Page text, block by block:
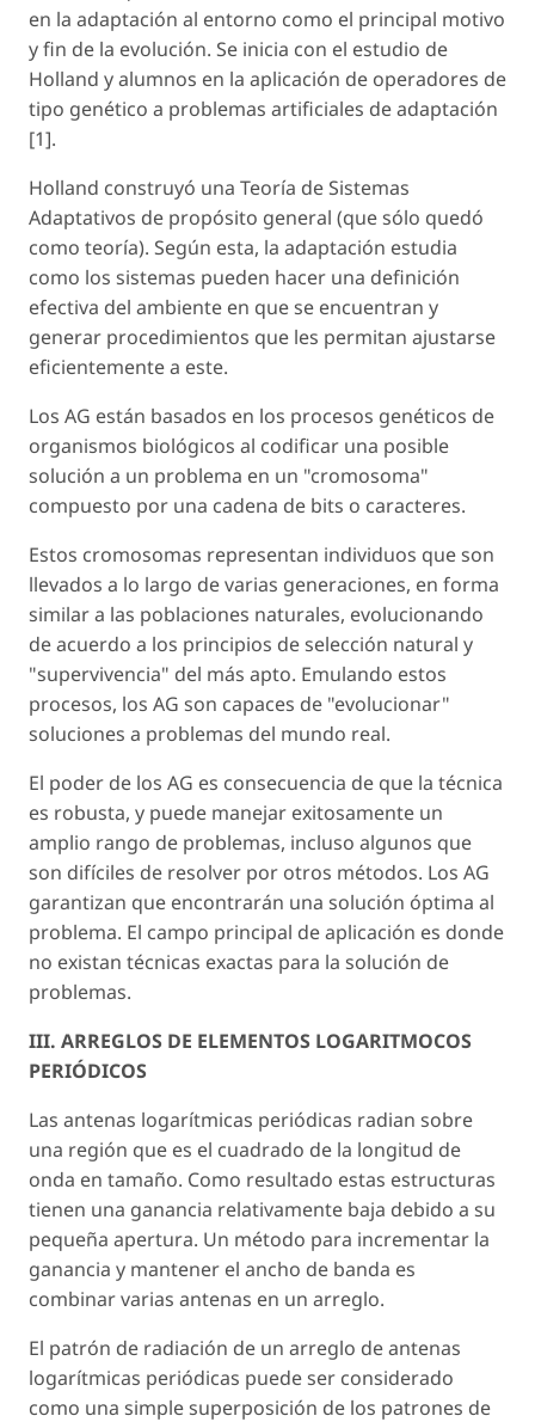
en la adaptación al entorno como el principal motivo
y fin de la evolución. Se inicia con el estudio de
Holland y alumnos en la aplicación de operadores de
tipo genético a problemas artificiales de adaptación
[1].
Holland construyó una Teoría de Sistemas
Adaptativos de propósito general (que sólo quedó
como teoría). Según esta, la adaptación estudia
como los sistemas pueden hacer una definición
efectiva del ambiente en que se encuentran y
generar procedimientos que les permitan ajustarse
eficientemente a este.
Los AG están basados en los procesos genéticos de
organismos biológicos al codificar una posible
solución a un problema en un "cromosoma"
compuesto por una cadena de bits o caracteres.
Estos cromosomas representan individuos que son
llevados a lo largo de varias generaciones, en forma
similar a las poblaciones naturales, evolucionando
de acuerdo a los principios de selección natural y
"supervivencia" del más apto. Emulando estos
procesos, los AG son capaces de "evolucionar"
soluciones a problemas del mundo real.
El poder de los AG es consecuencia de que la técnica
es robusta, y puede manejar exitosamente un
amplio rango de problemas, incluso algunos que
son difíciles de resolver por otros métodos. Los AG
garantizan que encontrarán una solución óptima al
problema. El campo principal de aplicación es donde
no existan técnicas exactas para la solución de
problemas.
III. ARREGLOS DE ELEMENTOS LOGARITMOCOS
PERIÓDICOS
Las antenas logarítmicas periódicas radian sobre
una región que es el cuadrado de la longitud de
onda en tamaño. Como resultado estas estructuras
tienen una ganancia relativamente baja debido a su
pequeña apertura. Un método para incrementar la
ganancia y mantener el ancho de banda es
combinar varias antenas en un arreglo.
El patrón de radiación de un arreglo de antenas
logarítmicas periódicas puede ser considerado
como una simple superposición de los patrones de